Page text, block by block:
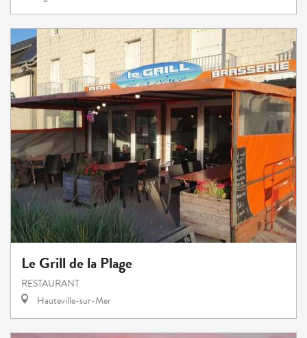
Le Grill de la Plage
RESTAURANT
Hauteville-sur-Mer